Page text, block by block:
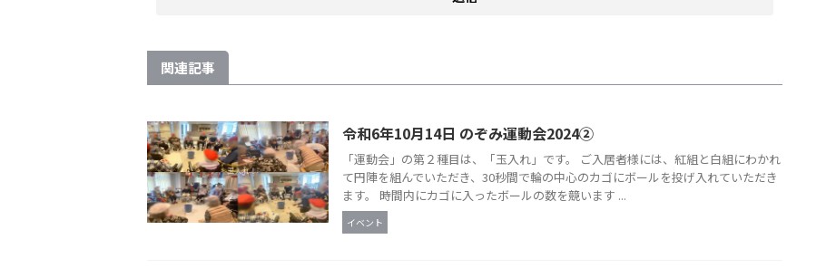
関連記事
令和6年10月14日 のぞみ運動会2024②
「運動会」の第２種目は、「玉入れ」です。 ご入居者様には、紅組と白組にわかれ
て円陣を組んでいただき、30秒間で輪の中心のカゴにボールを投げ入れていただき
ます。 時間内にカゴに入ったボールの数を競います ...
イベント